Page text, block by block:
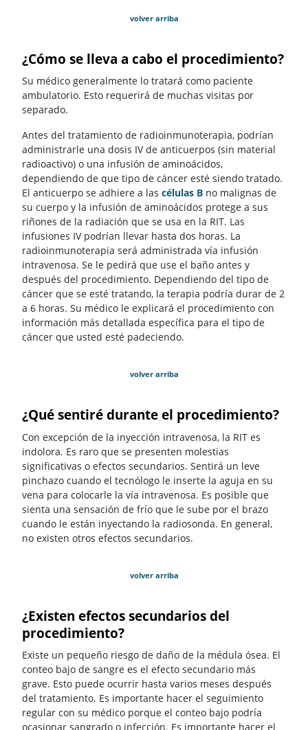
volver arriba
¿Cómo se lleva a cabo el procedimiento?
Su médico generalmente lo tratará como paciente
ambulatorio. Esto requerirá de muchas visitas por
separado.
Antes del tratamiento de radioinmunoterapia, podrían
administrarle una dosis IV de anticuerpos (sin material
radioactivo) o una infusión de aminoácidos,
dependiendo de que tipo de cáncer esté siendo tratado.
El anticuerpo se adhiere a las células B no malignas de
su cuerpo y la infusión de aminoácidos protege a sus
riñones de la radiación que se usa en la RIT. Las
infusiones IV podrían llevar hasta dos horas. La
radioinmunoterapia será administrada vía infusión
intravenosa. Se le pedirá que use el baño antes y
después del procedimiento. Dependiendo del tipo de
cáncer que se esté tratando, la terapia podría durar de 2
a 6 horas. Su médico le explicará el procedimiento con
información más detallada específica para el tipo de
cáncer que usted esté padeciendo.
volver arriba
¿Qué sentiré durante el procedimiento?
Con excepción de la inyección intravenosa, la RIT es
indolora. Es raro que se presenten molestias
significativas o efectos secundarios. Sentirá un leve
pinchazo cuando el tecnólogo le inserte la aguja en su
vena para colocarle la vía intravenosa. Es posible que
sienta una sensación de frío que le sube por el brazo
cuando le están inyectando la radiosonda. En general,
no existen otros efectos secundarios.
volver arriba
¿Existen efectos secundarios del
procedimiento?
Existe un pequeño riesgo de daño de la médula ósea. El
conteo bajo de sangre es el efecto secundario más
grave. Esto puede ocurrir hasta varios meses después
del tratamiento. Es importante hacer el seguimiento
regular con su médico porque el conteo bajo podría
ocasionar sangrado o infección. Es importante hacer el